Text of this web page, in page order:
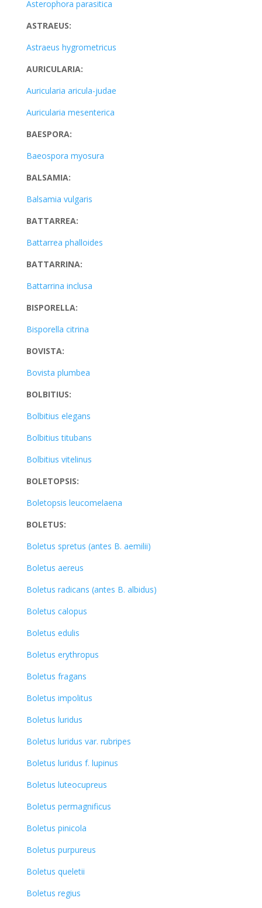
Asterophora parasitica
ASTRAEUS:
Astraeus hygrometricus
AURICULARIA:
Auricularia aricula-judae
Auricularia mesenterica
BAESPORA:
Baeospora myosura
BALSAMIA:
Balsamia vulgaris
BATTARREA:
Battarrea phalloides
BATTARRINA:
Battarrina inclusa
BISPORELLA:
Bisporella citrina
BOVISTA:
Bovista plumbea
BOLBITIUS:
Bolbitius elegans
Bolbitius titubans
Bolbitius vitelinus
BOLETOPSIS:
Boletopsis leucomelaena
BOLETUS:
Boletus spretus (antes B. aemilii)
Boletus aereus
Boletus radicans (antes B. albidus)
Boletus calopus
Boletus edulis
Boletus erythropus
Boletus fragans
Boletus impolitus
Boletus luridus
Boletus luridus var. rubripes
Boletus luridus f. lupinus
Boletus luteocupreus
Boletus permagnificus
Boletus pinicola
Boletus purpureus
Boletus queletii
Boletus regius